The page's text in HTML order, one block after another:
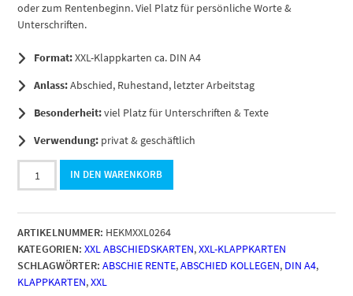
oder zum Rentenbeginn. Viel Platz für persönliche Worte &
Unterschriften.
Format:XXL-Klappkarten ca. DIN A4
Anlass:Abschied, Ruhestand, letzter Arbeitstag
Besonderheit:viel Platz für Unterschriften & Texte
Verwendung: privat & geschäftlich
Große
Abschiedskarte
(A4)
Konfetti
bunt
-
Du
IN DEN WARENKORB
ARTIKELNUMMER: HEKMXXL0264
KATEGORIEN: XXL ABSCHIEDSKARTEN,XXL-KLAPPKARTEN
SCHLAGWÖRTER: ABSCHIE RENTE,ABSCHIED KOLLEGEN, DIN A4,
KLAPPKARTEN,XXL